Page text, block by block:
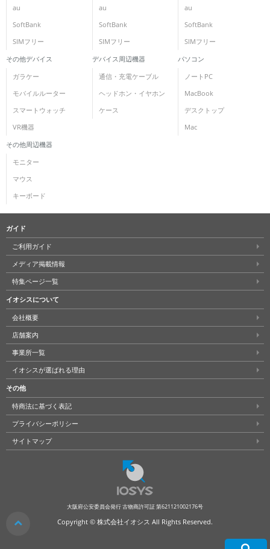
au
SoftBank
SIMフリー
au
SoftBank
SIMフリー
au
SoftBank
SIMフリー
その他デバイス
ガラケー
モバイルルーター
スマートウォッチ
VR機器
デバイス周辺機器
通信・充電ケーブル
ヘッドホン・イヤホン
ケース
パソコン
ノートPC
MacBook
デスクトップ
Mac
その他周辺機器
モニター
マウス
キーボード
ガイド
ご利用ガイド
メディア掲載情報
特集ページ一覧
イオシスについて
会社概要
店舗案内
事業所一覧
イオシスが選ばれる理由
その他
特商法に基づく表記
プライバシーポリシー
サイトマップ
大阪府公安委員会発行 古物商許可証 第621121002176号
Copyright © 株式会社イオシス All Rights Reserved. クリア